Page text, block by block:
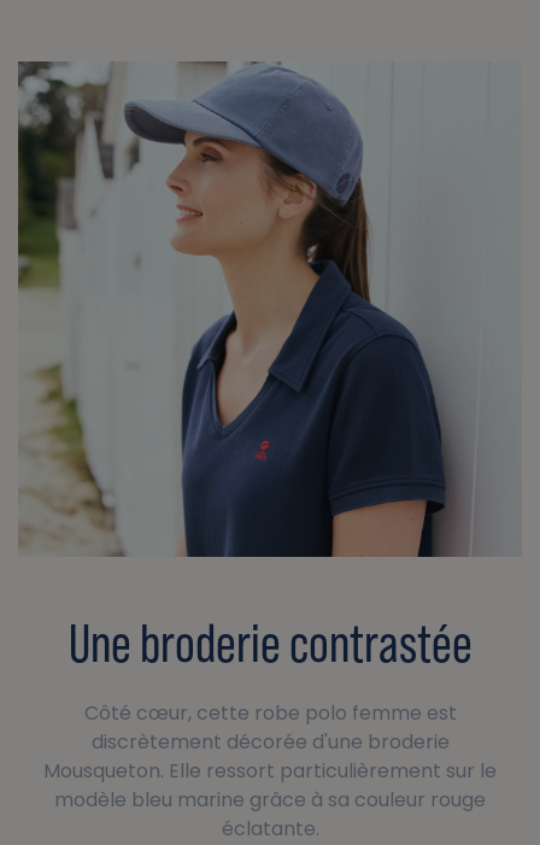
Une broderie contrastée
Côté cœur, cette robe polo femme est
discrètement décorée d'une broderie
Mousqueton. Elle ressort particulièrement sur le
modèle bleu marine grâce à sa couleur rouge
éclatante.